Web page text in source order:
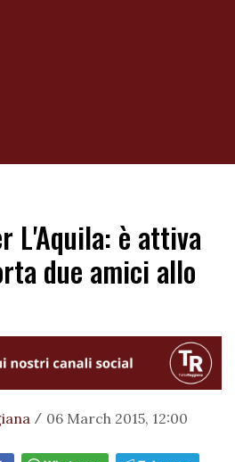
L'Aquila: è attiva
due amici allo
/ 06 March 2015, 12:00